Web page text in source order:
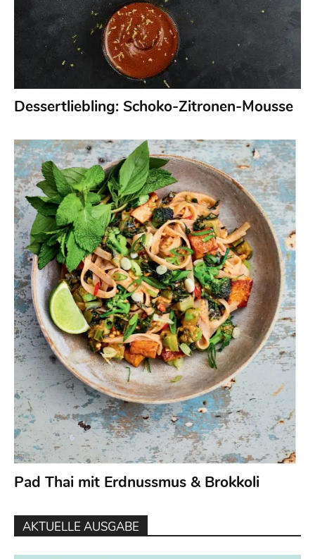
Dessertliebling: Schoko-Zitronen-Mousse
Pad Thai mit Erdnussmus & Brokkoli
AKTUELLE AUSGABE